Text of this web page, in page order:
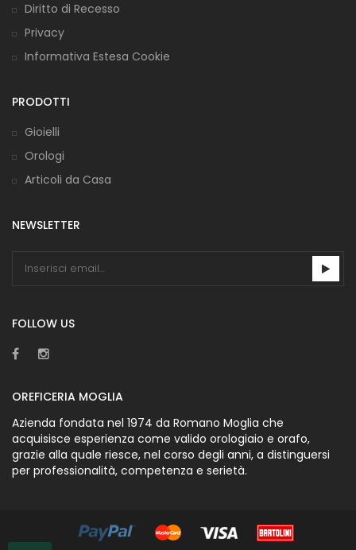
Diritto di Recesso
Privacy
Informativa Estesa Cookie
PRODOTTI
Gioielli
Orologi
Articoli da Casa
NEWSLETTER
FOLLOW US
OREFICERIA MOGLIA
Azienda fondata nel 1974 da Romano Moglia che
acquisisce esperienza come valido orologiaio e orafo,
grazie alla quale riesce, nel corso degli anni, a distinguersi
per professionalità, competenza e serietà.